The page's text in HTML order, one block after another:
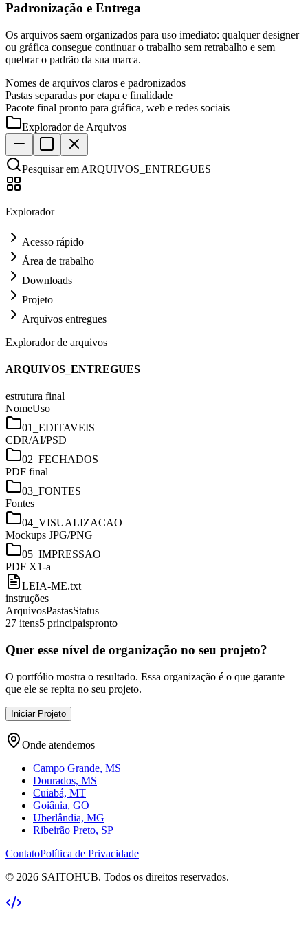
Padronização e Entrega
Os arquivos saem organizados para uso imediato: qualquer designer
ou gráfica consegue continuar o trabalho sem retrabalho e sem
quebrar o padrão da sua marca.
Nomes de arquivos claros e padronizados
Pastas separadas por etapa e finalidade
Pacote final pronto para gráfica, web e redes sociais
Explorador de Arquivos
Pesquisar em ARQUIVOS_ENTREGUES
Explorador
Acesso rápido
Área de trabalho
Downloads
Projeto
Arquivos entregues
Explorador de arquivos
ARQUIVOS_ENTREGUES
estrutura final
NomeUso
01_EDITAVEIS
CDR/AI/PSD
02_FECHADOS
PDF final
03_FONTES
Fontes
04_VISUALIZACAO
Mockups JPG/PNG
05_IMPRESSAO
PDF X1-a
LEIA-ME.txt
instruções
ArquivosPastasStatus
27 itens5 principaispronto
Quer esse nível de organização no seu projeto?
O portfólio mostra o resultado. Essa organização é o que garante
que ele se repita no seu projeto.
Iniciar Projeto
Onde atendemos
Campo Grande, MS
Dourados, MS
Cuiabá, MT
Goiânia, GO
Uberlândia, MG
Ribeirão Preto, SP
ContatoPolítica de Privacidade
© 2026 SAITOHUB. Todos os direitos reservados.